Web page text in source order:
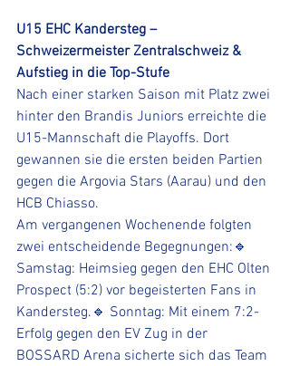
U15 EHC Kandersteg –
Schweizermeister Zentralschweiz &
Aufstieg in die Top-Stufe
Nach einer starken Saison mit Platz zwei
hinter den Brandis Juniors erreichte die
U15-Mannschaft die Playoffs. Dort
gewannen sie die ersten beiden Partien
gegen die Argovia Stars (Aarau) und den
HCB Chiasso.
Am vergangenen Wochenende folgten
zwei entscheidende Begegnungen:🔹
Samstag: Heimsieg gegen den EHC Olten
Prospect (5:2) vor begeisterten Fans in
Kandersteg.🔹 Sonntag: Mit einem 7:2-
Erfolg gegen den EV Zug in der
BOSSARD Arena sicherte sich das Team